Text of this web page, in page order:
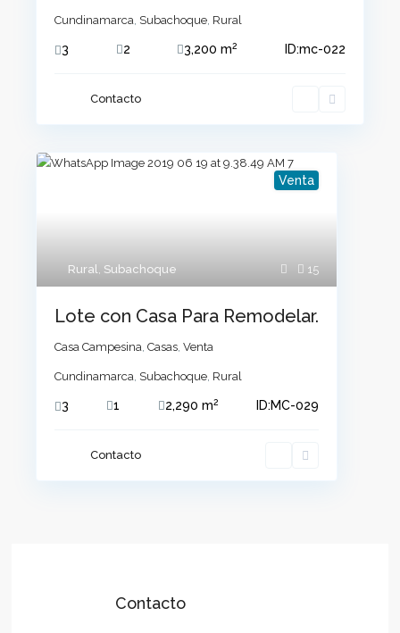
Cundinamarca, Subachoque, Rural
3 2 3,200 m2 ID:mc-022
Contacto
15
Rural, Subachoque
Venta
Lote con Casa Para Remodelar.
Casa Campesina,Casas,Venta
Cundinamarca, Subachoque, Rural
3 1 2,290 m2 ID:MC-029
Contacto
Contacto